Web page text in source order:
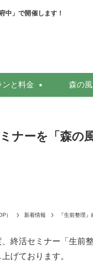
中」で開催します！
ンと料金 森の
ナーを「森の
） 新着情報 『生前整理
、終活セミナー「生前
げております。